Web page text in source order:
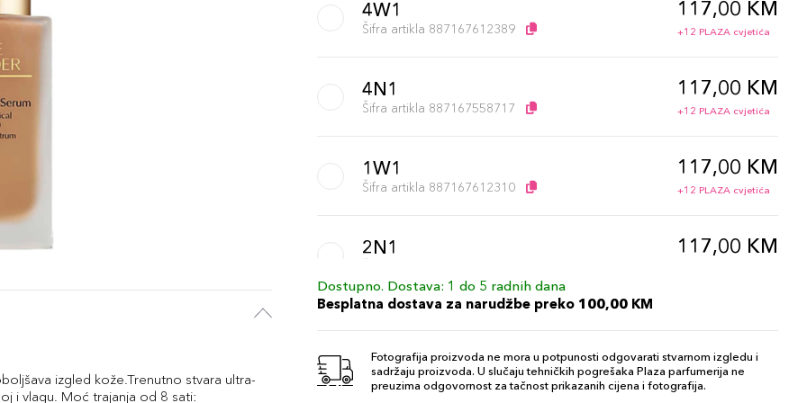
izgled kože.Trenutno stvara ultra-
i vlagu. Moć trajanja od 8 sati:
4W1
Šifra artikla 887167612389
117,00 KM
+12 PLAZA cvjetića
4N1
Šifra artikla 887167558717
117,00 KM
+12 PLAZA cvjetića
1W1
Šifra artikla 887167612310
117,00 KM
+12 PLAZA cvjetića
2N1 117,00 KM
Dostupno. Dostava: 1 do 5 radnih dana
Besplatna dostava za narudžbe preko 100,00 KM
Fotografija proizvoda ne mora u potpunosti odgovarati stvarnom izgledu i
sadržaju proizvoda. U slučaju tehničkih pogrešaka Plaza parfumerija ne
preuzima odgovornost za tačnost prikazanih cijena i fotografija.